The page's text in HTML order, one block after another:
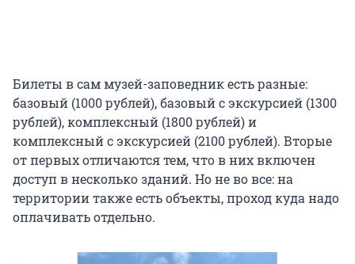
Билеты в сам музей-заповедник есть разные:
базовый (1000 рублей), базовый с экскурсией (1300
рублей), комплексный (1800 рублей) и
комплексный с экскурсией (2100 рублей). Вторые
от первых отличаются тем, что в них включен
доступ в несколько зданий. Но не во все: на
территории также есть объекты, проход куда надо
оплачивать отдельно.